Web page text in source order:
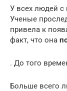
У всех людей с
Ученые
привела к
факт, что она
. До того
Больше всего